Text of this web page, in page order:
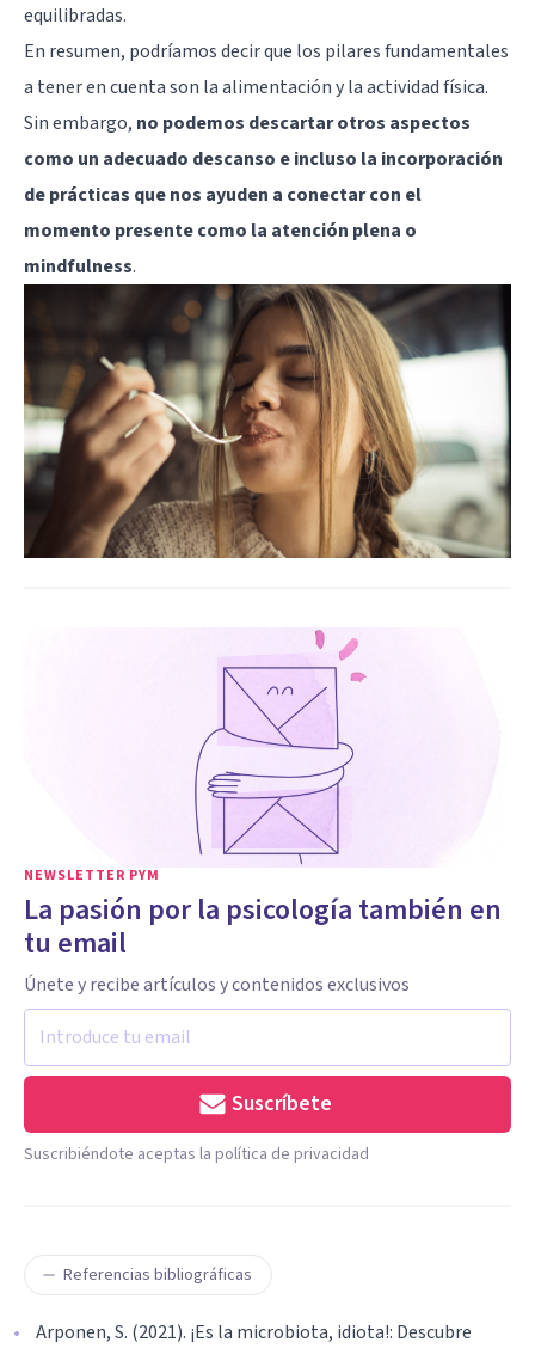
equilibradas.
En resumen, podríamos decir que los pilares fundamentales
a tener en cuenta son la alimentación y la actividad física.
Sin embargo, no podemos descartar otros aspectos
como un adecuado descanso e incluso la incorporación
de prácticas que nos ayuden a conectar con el
momento presente como la atención plena o
mindfulness.
NEWSLETTER PYM
La pasión por la psicología también en
tu email
Únete y recibe artículos y contenidos exclusivos
Suscríbete
Suscribiéndote aceptas la política de privacidad
Referencias bibliográficas
Arponen, S. (2021). ¡Es la microbiota, idiota!: Descubre